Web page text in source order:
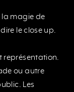
la magie de
le close up.
représentation.
ou autre
Les